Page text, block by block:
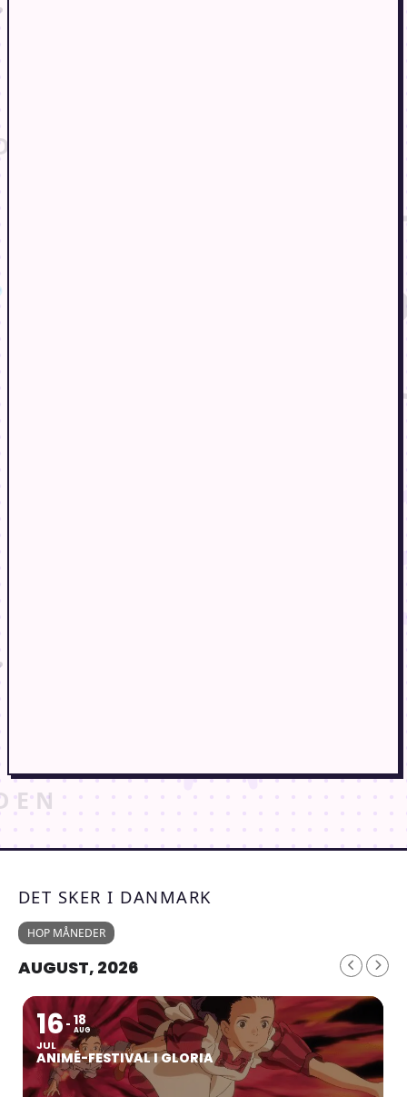
DET SKER I DANMARK
HOP MÅNEDER
AUGUST, 2026
16
JUL
18
AUG
ANIMÉ-FESTIVAL I GLORIA